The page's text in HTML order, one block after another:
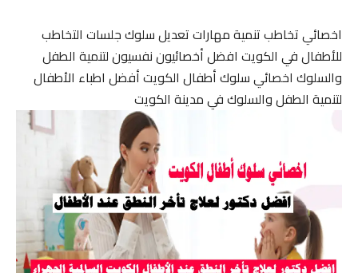
اخصائي تخاطب تنمية مهارات تعديل سلوك جلسات التخاطب
للأطفال في الكويت افضل أخصائيون نفسيون لتنمية الطفل
والسلوك اخصائي سلوك أطفال الكويت أفضل اطباء الأطفال
لتنمية الطفل والسلوك في مدينة الكويت